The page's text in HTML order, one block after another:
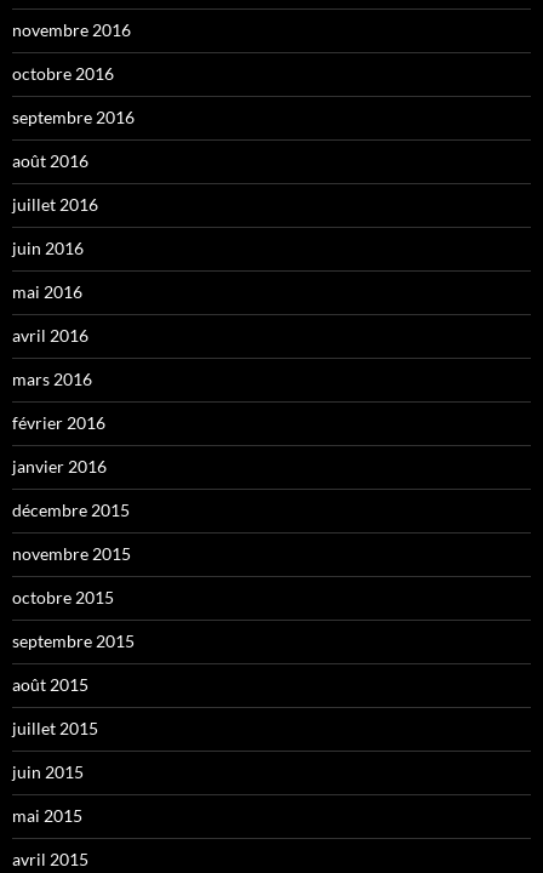
novembre 2016
octobre 2016
septembre 2016
août 2016
juillet 2016
juin 2016
mai 2016
avril 2016
mars 2016
février 2016
janvier 2016
décembre 2015
novembre 2015
octobre 2015
septembre 2015
août 2015
juillet 2015
juin 2015
mai 2015
avril 2015